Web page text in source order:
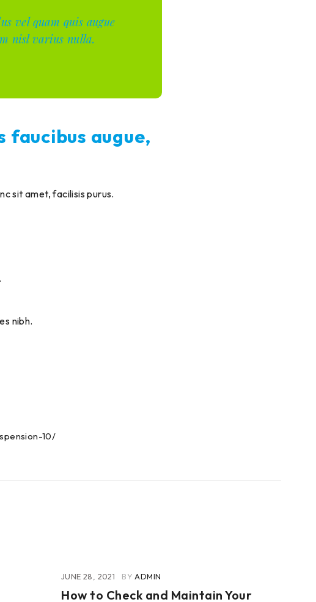
vel quam quis augue
nisl varius nulla.
faucibus augue,
sit amet, facilisis purus.
nibh.
10/
JUNE 28, 2021 BY ADMIN
How to Check and Maintain Your